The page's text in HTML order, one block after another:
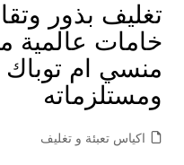
تغليف بذور
خامات
منسي ام توباك
ومستلزماته
اكياس تعبئة و تغليف